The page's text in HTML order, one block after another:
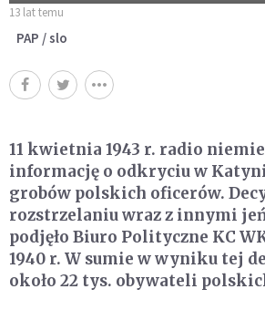
13 lat temu
PAP / slo
11 kwietnia 1943 r. radio
informację o odkryciu w
grobów polskich oficerów.
rozstrzelaniu wraz z innymi
podjęło Biuro Polityczne KC
1940 r. W sumie w wyniku tej
około 22 tys. obywateli